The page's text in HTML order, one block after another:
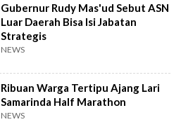
Gubernur Rudy Mas'ud Sebut ASN
Luar Daerah Bisa Isi Jabatan
Strategis
NEWS
Ribuan Warga Tertipu Ajang Lari
Samarinda Half Marathon
NEWS